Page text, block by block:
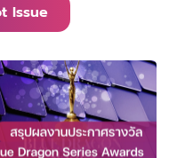
Issue